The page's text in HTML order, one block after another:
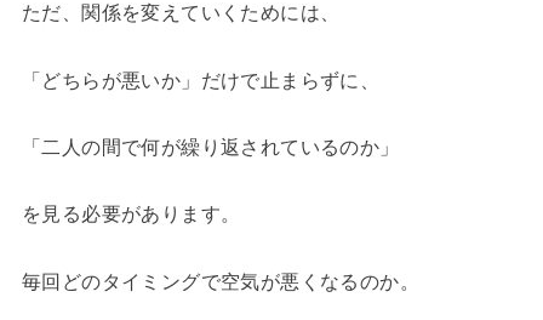
ただ、関係を変えていくためには、
「どちらが悪いか」だけで止まらずに、
「二人の間で何が繰り返されているのか」
を見る必要があります。
毎回どのタイミングで空気が悪くなるのか。